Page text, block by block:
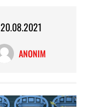
20.08.2021
ANONIM